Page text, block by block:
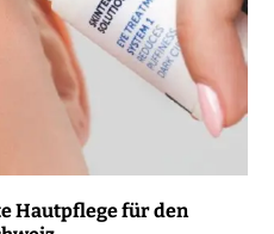
Hautpflege für den